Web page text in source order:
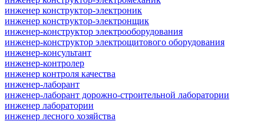
инженер конструктор-электроник
инженер конструктор-электронщик
инженер-конструктор электрооборудования
инженер-конструктор электрощитового оборудования
инженер-консультант
инженер-контролер
инженер контроля качества
инженер-лаборант
инженер-лаборант дорожно-строительной лаборатории
инженер лаборатории
инженер лесного хозяйства